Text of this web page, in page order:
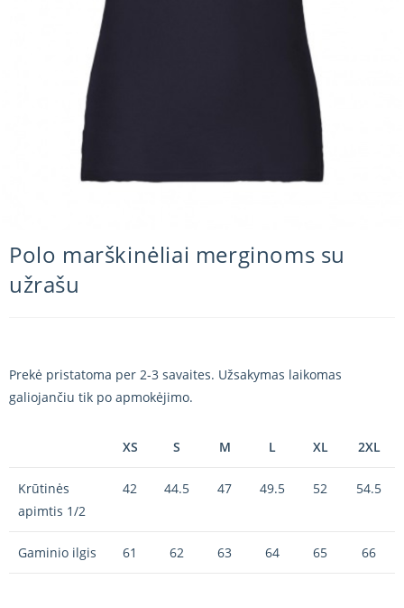
Polo marškinėliai merginoms su
užrašu
Prekė pristatoma per 2-3 savaites. Užsakymas laikomas
galiojančiu tik po apmokėjimo.
XS S M L XL 2XL
Krūtinės
apimtis 1/2
42 44.5 47 49.5 52 54.5
Gaminio ilgis 61 62 63 64 65 66